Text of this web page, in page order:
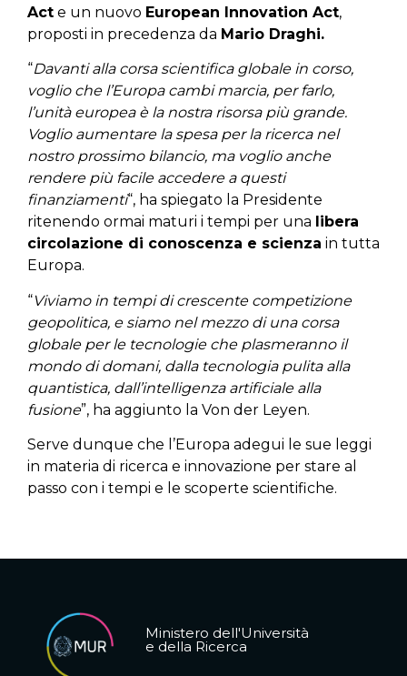
Act e un nuovo European Innovation Act,
proposti in precedenza da Mario Draghi.
“Davanti alla corsa scientifica globale in corso,
voglio che l’Europa cambi marcia, per farlo,
l’unità europea è la nostra risorsa più grande.
Voglio aumentare la spesa per la ricerca nel
nostro prossimo bilancio, ma voglio anche
rendere più facile accedere a questi
finanziamenti“, ha spiegato la Presidente
ritenendo ormai maturi i tempi per una libera
circolazione di conoscenza e scienza in tutta
Europa.
“Viviamo in tempi di crescente competizione
geopolitica, e siamo nel mezzo di una corsa
globale per le tecnologie che plasmeranno il
mondo di domani, dalla tecnologia pulita alla
quantistica, dall’intelligenza artificiale alla
fusione”, ha aggiunto la Von der Leyen.
Serve dunque che l’Europa adegui le sue leggi
in materia di ricerca e innovazione per stare al
passo con i tempi e le scoperte scientifiche.
Ministero dell'Università
e della Ricerca